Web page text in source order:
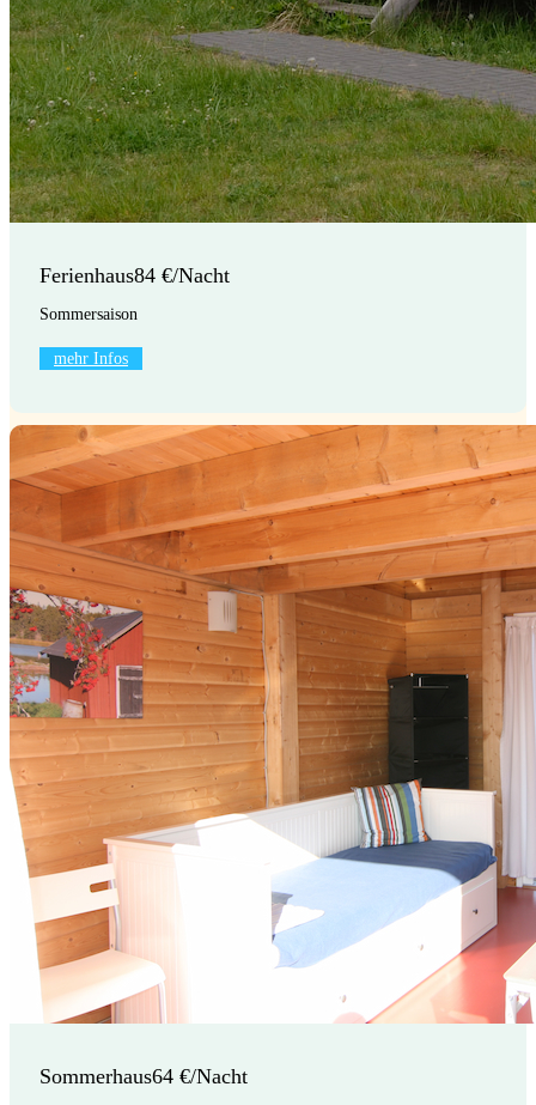
Ferienhaus84 €/Nacht
Sommersaison
mehr Infos
Sommerhaus64 €/Nacht